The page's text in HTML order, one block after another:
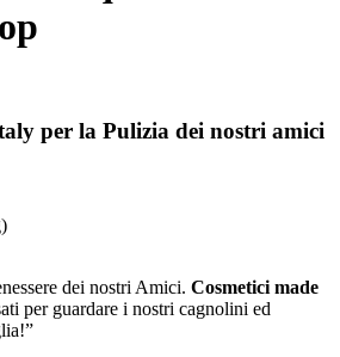
per la Pulizia dei nostri amici
dei nostri Amici. Cosmetici made
per guardare i nostri cagnolini ed